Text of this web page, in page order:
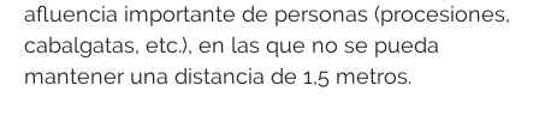
afluencia importante de personas (procesiones,
cabalgatas, etc.), en las que no se pueda
mantener una distancia de 1,5 metros.